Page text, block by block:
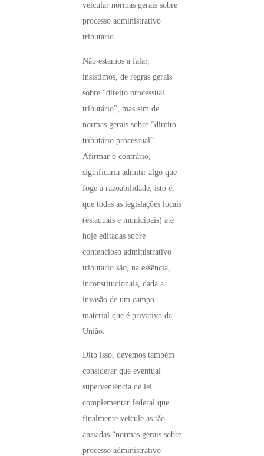
veicular normas gerais sobre
processo administrativo
tributário.
Não estamos a falar,
insistimos, de regras gerais
sobre “direito processual
tributário”, mas sim de
normas gerais sobre “direito
tributário processual”.
Afirmar o contrário,
significaria admitir algo que
foge à razoabilidade, isto é,
que todas as legislações locais
(estaduais e municipais) até
hoje editadas sobre
contencioso administrativo
tributário são, na essência,
inconstitucionais, dada a
invasão de um campo
material que é privativo da
União.
Dito isso, devemos também
considerar que eventual
superveniência de lei
complementar federal que
finalmente veicule as tão
ansiadas “normas gerais sobre
processo administrativo